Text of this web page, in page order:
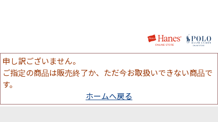
申し訳ございません。
ご指定の商品は販売終了か、ただ今お取扱いできない商品で
す。
ホームへ戻る